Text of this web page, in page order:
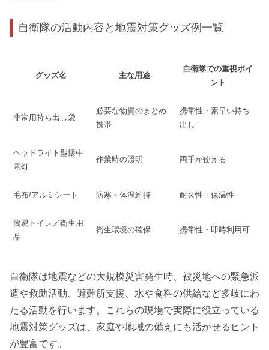
自衛隊の活動内容と地震対策グッズ例一覧
グッズ名 主な用途
自衛隊での重視ポイ
ント
非常用持ち出し袋
必要な物資のまとめ
携帯
携帯性・素早い持ち
出し
ヘッドライト型懐中
電灯
作業時の照明 両手が使える
毛布/アルミシート 防寒・体温維持 耐久性・保温性
簡易トイレ／衛生用
品
衛生環境の確保 携帯性・即時利用可
自衛隊は地震などの大規模災害発生時、被災地への緊急派
遣や救助活動、避難所支援、水や食料の供給など多岐にわ
たる活動を行います。これらの現場で実際に役立っている
地震対策グッズは、家庭や地域の備えにも活かせるヒント
が豊富です。